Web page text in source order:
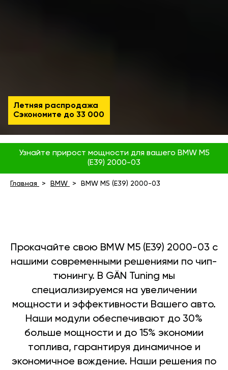
Летняя распродажа
Сэкономите до 33 000
Узнайте прирост мощности для вашего BMW M5
(E39) 2000-03
Главная BMW BMW M5 (E39) 2000-03
Прокачайте свою BMW M5 (E39) 2000-03 с
нашими современными решениями по чип-
тюнингу. В GÄN Tuning мы
специализируемся на увеличении
мощности и эффективности Вашего авто.
Наши модули обеспечивают до 30%
больше мощности и до 15% экономии
топлива, гарантируя динамичное и
экономичное вождение. Наши решения по